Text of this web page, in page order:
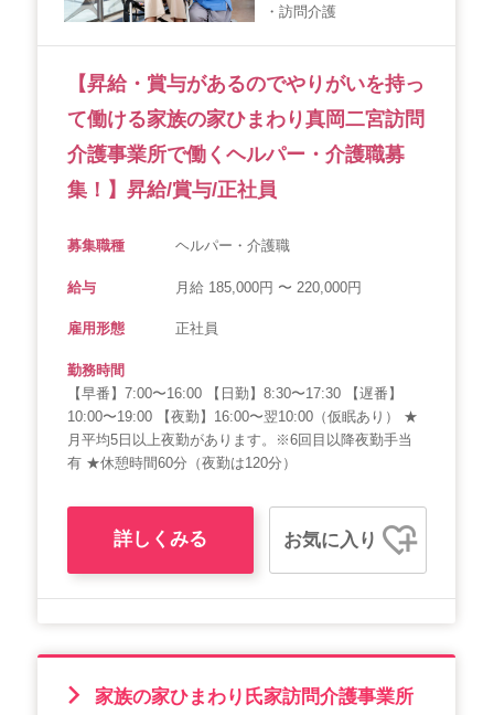
・訪問介護
【昇給・賞与があるのでやりがいを持っ
て働ける家族の家ひまわり真岡二宮訪問
介護事業所で働くヘルパー・介護職募
集！】昇給/賞与/正社員
募集職種 ヘルパー・介護職
給与 月給 185,000円 〜 220,000円
雇用形態 正社員
勤務時間
【早番】7:00〜16:00 【日勤】8:30〜17:30 【遅番】
10:00〜19:00 【夜勤】16:00〜翌10:00（仮眠あり） ★
月平均5日以上夜勤があります。※6回目以降夜勤手当
有 ★休憩時間60分（夜勤は120分）
詳しくみる お気に入り
家族の家ひまわり氏家訪問介護事業所